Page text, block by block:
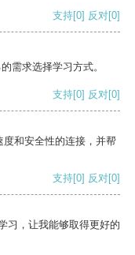
支持[0] 反对[0]
需求选择学习方式。
支持[0] 反对[0]
和安全性的连接，并帮
支持[0] 反对[0]
习，让我能够取得更好的